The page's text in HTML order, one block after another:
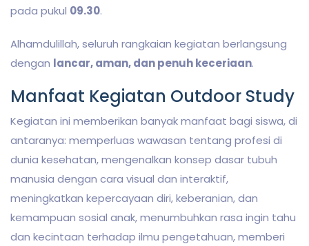
pada pukul 09.30.
Alhamdulillah, seluruh rangkaian kegiatan berlangsung
dengan lancar, aman, dan penuh keceriaan.
Manfaat Kegiatan Outdoor Study
Kegiatan ini memberikan banyak manfaat bagi siswa, di
antaranya: memperluas wawasan tentang profesi di
dunia kesehatan, mengenalkan konsep dasar tubuh
manusia dengan cara visual dan interaktif,
meningkatkan kepercayaan diri, keberanian, dan
kemampuan sosial anak, menumbuhkan rasa ingin tahu
dan kecintaan terhadap ilmu pengetahuan, memberi